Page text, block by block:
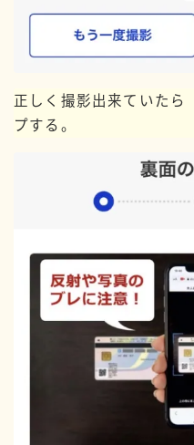
正しく撮影出来ていたら
プする。